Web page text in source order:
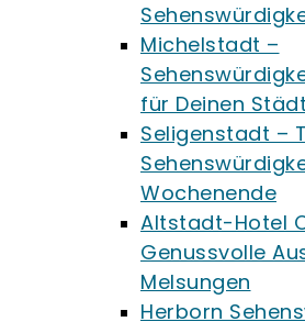
Michelstadt –
für Deinen
Seligenstadt –
Wochenende
Altstadt-Hotel
Genussvolle
Melsungen
Herborn